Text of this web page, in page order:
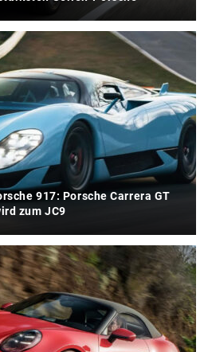
917: Porsche Carrera GT
zum JC9